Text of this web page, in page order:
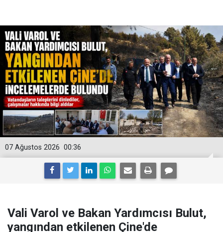
00:36
07 Ağustos 2026
Vali Varol ve Bakan Yardımcısı Bulut,
yangından etkilenen Çine'de